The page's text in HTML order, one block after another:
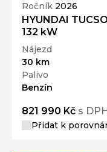
Ročník 2026
HYUNDAI
132 kW
Nájezd
30 km
Palivo
Benzín
821 990 Kč s
Přidat k